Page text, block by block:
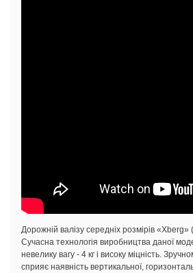
Дорожній валізу середніх розмірів «Xberg»
Сучасна технологія виробництва даної
невелику вагу - 4 кг і високу міцність.
сприяє наявність вертикальної,